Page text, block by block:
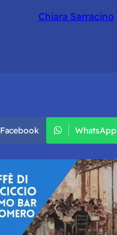
Chiara Sarracino
Facebook WhatsApp